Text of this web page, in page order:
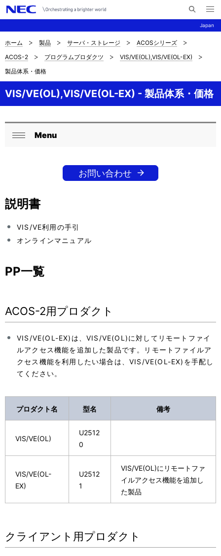
Japan
イ
検
メ
ニ
ュ
ナ
ビ
ゲ
ー
シ
ョ
サ
イ
ト
内
現
を
表
し
ま
す
ホーム 製品 サーバ・ストレージ
ACOSシリーズ
ACOS-2
プログラムプロダクツ
VIS/VE(OL),VIS/VE(OL-EX)
製品体系・価格
VIS/VE(OL),VIS/VE(OL-EX) - 製品体系・価格
ロ
ナ
ビ
ー
ョ
ン
Menu
お問い合わせ
説明書
VIS/VE利用の手引
オンラインマニュアル
PP一覧
ACOS-2用プロダクト
VIS/VE(OL-EX)は、VIS/VE(OL)に対してリモートファイ
ルアクセス機能を追加した製品です。リモートファイルア
クセス機能を利用したい場合は、VIS/VE(OL-EX)を手配し
てください。
プロダクト名 型名 備考
VIS/VE(OL)
U2512
0
VIS/VE(OL-
EX)
U2512
1
VIS/VE(OL)にリモートファ
イルアクセス機能を追加し
た製品
クライアント用プロダクト